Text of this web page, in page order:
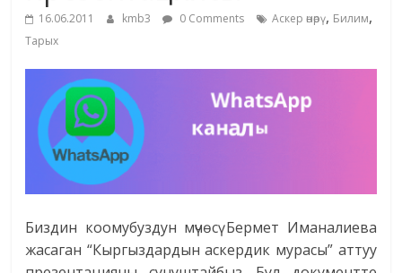
16.06.2011 kmb3 0 Comments Аскер өнөрү, Билим,
Тарых
Биздин коомубуздун мүчөсү Бермет Иманалиева
жасаган “Кыргыздардын аскердик мурасы” аттуу